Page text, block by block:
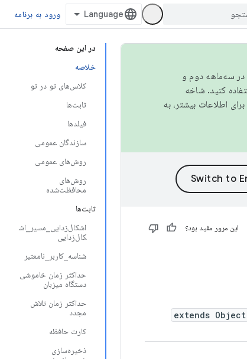
ورود به برنامه
در این صفحه
خلاصه
کلاس‌های تو در تو
ثابت‌ها
فیلدها
سازندگان عمومی
روش‌های عمومی
روش‌های
محافظت‌شده
ثابت‌ها
اشکال‌زدایی_مسیر_اش
کال‌زدایی
شناسه_کاربر_نامعتبر
حداکثر زمان خاموشی
دستگاه میزبان
حداکثر زمان تلاش
مجدد
کارت حافظه
ذخیره‌سازی
در سه‌ماهه دوم و
کنید. شاخه
این مرور مفید بود؟
extends Object